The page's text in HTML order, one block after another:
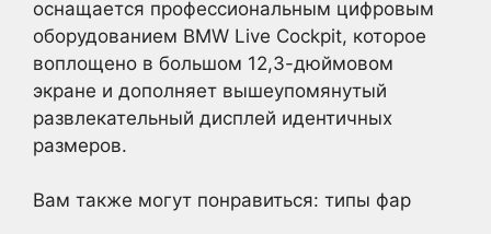
оснащается профессиональным цифровым
оборудованием BMW Live Cockpit, которое
воплощено в большом 12,3-дюймовом
экране и дополняет вышеупомянутый
развлекательный дисплей идентичных
размеров.
Вам также могут понравиться: типы фар